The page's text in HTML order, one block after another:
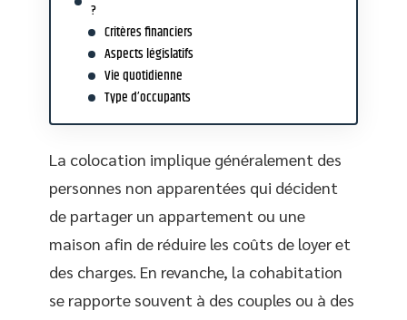
?
Critères financiers
Aspects législatifs
Vie quotidienne
Type d’occupants
La colocation implique généralement des
personnes non apparentées qui décident
de partager un appartement ou une
maison afin de réduire les coûts de loyer et
des charges. En revanche, la cohabitation
se rapporte souvent à des couples ou à des